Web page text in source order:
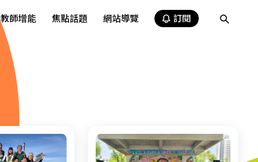
教師增能 焦點話題 網站導覽 訂閱